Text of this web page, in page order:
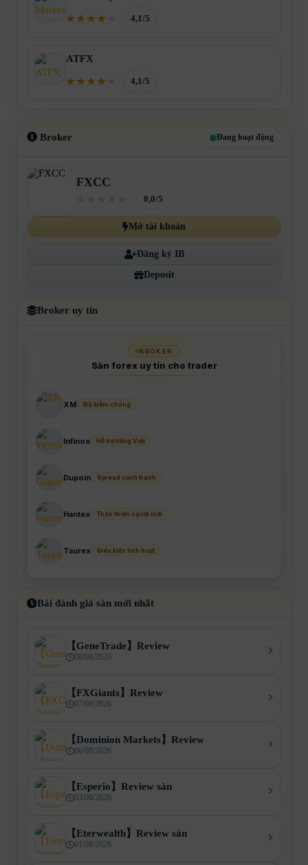
4,1/5
ATFX
4,1/5
Broker Đang hoạt động
FXCC
0,0/5
Mở tài khoản
Đăng ký IB
Deposit
Broker uy tín
BROKER
Sàn forex uy tín cho trader
XM Đã kiểm chứng
Infinox Hỗ trợ tiếng Việt
Dupoin Spread cạnh tranh
Hantex Thân thiện người mới
Taurex Điều kiện linh hoạt
Bài đánh giá sàn mới nhất
【GeneTrade】Review
08/08/2026
【FXGiants】Review
07/08/2026
【Dominion Markets】Review
06/08/2026
【Esperio】Review sàn
03/08/2026
【Eterwealth】Review sàn
01/08/2026